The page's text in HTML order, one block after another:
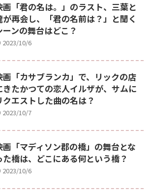
画「君の名は。」のラスト、三葉と
が再会し、「君の名前は？」と聞く
ーンの舞台はどこ？
2023/10/6
画「カサブランカ」で、リックの店
きたかつての恋人イルザが、サムに
クエストした曲の名は？
2023/10/7
画「マディソン郡の橋」の舞台とな
た橋は、どこにある何という橋？
2023/10/6